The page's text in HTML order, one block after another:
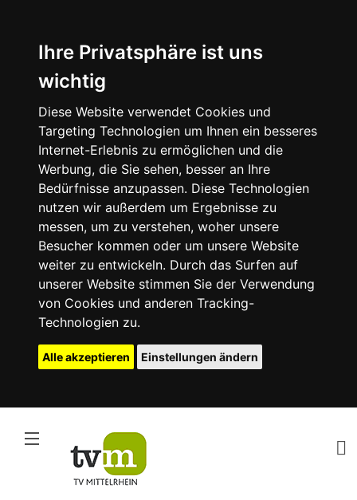
Ihre Privatsphäre ist uns
wichtig
Diese Website verwendet Cookies und
Targeting Technologien um Ihnen ein besseres
Internet-Erlebnis zu ermöglichen und die
Werbung, die Sie sehen, besser an Ihre
Bedürfnisse anzupassen. Diese Technologien
nutzen wir außerdem um Ergebnisse zu
messen, um zu verstehen, woher unsere
Besucher kommen oder um unsere Website
weiter zu entwickeln. Durch das Surfen auf
unserer Website stimmen Sie der Verwendung
von Cookies und anderen Tracking-
Technologien zu.
Alle akzeptieren Einstellungen ändern